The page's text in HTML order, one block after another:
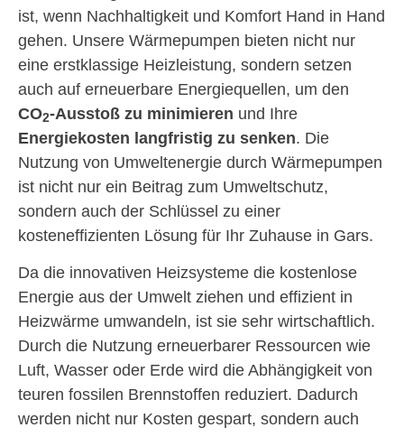
ist, wenn Nachhaltigkeit und Komfort Hand in Hand
gehen. Unsere Wärmepumpen bieten nicht nur
eine erstklassige Heizleistung, sondern setzen
auch auf erneuerbare Energiequellen, um den
CO2-Ausstoß zu minimieren und Ihre
Energiekosten langfristig zu senken. Die
Nutzung von Umweltenergie durch Wärmepumpen
ist nicht nur ein Beitrag zum Umweltschutz,
sondern auch der Schlüssel zu einer
kosteneffizienten Lösung für Ihr Zuhause in Gars.
Da die innovativen Heizsysteme die kostenlose
Energie aus der Umwelt ziehen und effizient in
Heizwärme umwandeln, ist sie sehr wirtschaftlich.
Durch die Nutzung erneuerbarer Ressourcen wie
Luft, Wasser oder Erde wird die Abhängigkeit von
teuren fossilen Brennstoffen reduziert. Dadurch
werden nicht nur Kosten gespart, sondern auch